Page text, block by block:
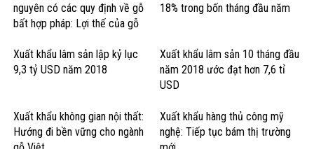
nguyên có các quy định về gỗ
bất hợp pháp: Lợi thế của gỗ
18% trong bốn tháng đầu năm
Xuất khẩu lâm sản lập kỷ lục
9,3 tỷ USD năm 2018
Xuất khẩu lâm sản 10 tháng đầu
năm 2018 ước đạt hơn 7,6 tỉ
USD
Xuất khẩu không gian nội thất:
Hướng đi bền vững cho ngành
Xuất khẩu hàng thủ công mỹ
nghệ: Tiếp tục bám thị trường